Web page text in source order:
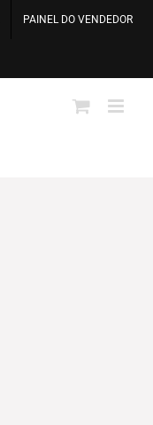
PAINEL DO VENDEDOR